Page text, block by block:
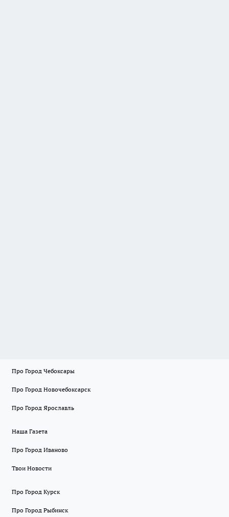
Про Город Чебоксары
Про Город Новочебоксарск
Про Город Ярославль
Наша Газета
Про Город Иваново
Твои Новости
Про Город Курск
Про Город Рыбинск